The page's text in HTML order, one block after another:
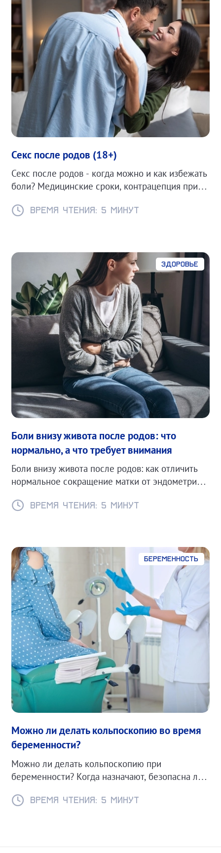
Секс после родов (18+)
Секс после родов - когда можно и как избежать
боли? Медицинские сроки, контрацепция при
интимной жизни.
Время чтения: 5 минут
Здоровье
Боли внизу живота после родов: что
нормально, а что требует внимания
Боли внизу живота после родов: как отличить
нормальное сокращение матки от эндометрита
Время чтения: 5 минут
Беременность
Можно ли делать кольпоскопию во время
беременности?
Можно ли делать кольпоскопию при
беременности? Когда назначают, безопасна ли
Время чтения: 5 минут